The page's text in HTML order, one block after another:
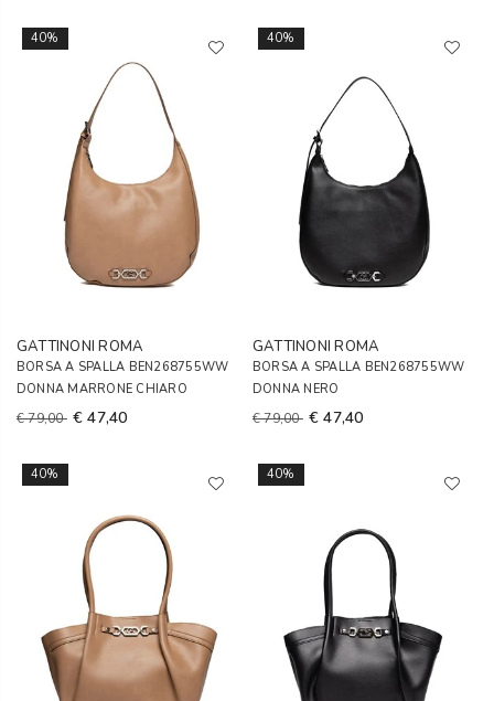
40%
GATTINONI ROMA
BORSA A SPALLA BEN268755WW
DONNA MARRONE CHIARO
€ 79,00 € 47,40
40%
GATTINONI ROMA
BORSA A SPALLA BEN268755WW
DONNA NERO
€ 79,00 € 47,40
40% 40%